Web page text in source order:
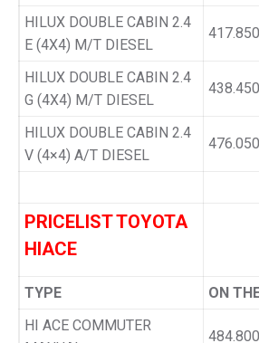
HILUX DOUBLE CABIN 2.4
E (4X4) M/T DIESEL
HILUX DOUBLE CABIN 2.4
G (4X4) M/T DIESEL
HILUX DOUBLE CABIN 2.4
V (4×4) A/T DIESEL
PRICELIST TOYOTA
HIACE
TYPE
ON
HI ACE COMMUTER